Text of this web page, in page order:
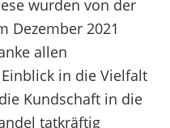
wurden von der
Dezember 2021
allen
in die Vielfalt
Kundschaft in die
tatkräftig